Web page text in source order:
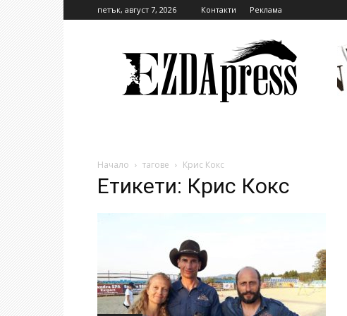
петък, август 7, 2026 Контакти Реклама
Начало тагове Крис Кокс
Етикети: Крис Кокс